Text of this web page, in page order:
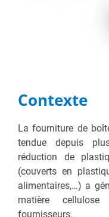
Contexte
La fourniture de
tendue depuis
réduction de
(couverts en
alimentaires,…) a
matière
fournisseurs.